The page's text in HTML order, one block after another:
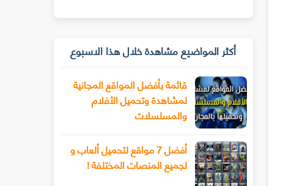
أكثر المواضيع مشاهدة خلال هذا الاسبوع
قائمة بأفضل المواقع المجانية
لمشاهدة وتحميل الأفلام
والمسلسلات
أفضل 7 مواقع لتحميل ألعاب و
لجميع المنصات المختلفة !